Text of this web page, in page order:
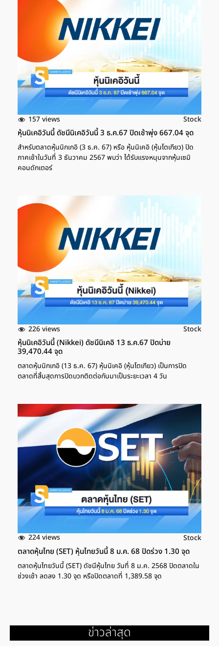
157 views Stock
หุ้นนิเคอิวันนี้ ดัชนีนิเคอิวันนี้ 3 ธ.ค.67 ปิดเช้าพุ่ง 667.04 จุด
สำหรับตลาดหุ้นนิกเกอิ (3 ธ.ค. 67) หรือ หุ้นนิเคอิ (หุ้นโตเกียว) ปิด
ภาคเช้าในวันที่ 3 ธันวาคม 2567 พบว่า ได้รับแรงหนุนจากหุ้นเซมิ
คอนดักเตอร์
226 views Stock
หุ้นนิเคอิวันนี้ (Nikkei) ดัชนีนิเคอิ 13 ธ.ค.67 ปิดบ่าย
39,470.44 จุด
ตลาดหุ้นนิกเกอิ (13 ธ.ค. 67) หุ้นนิเคอิ (หุ้นโตเกียว) เป็นการปิด
ตลาดที่สิ้นสุดการปิดบวกติดต่อกันมาเป็นระยะเวลา 4 วัน
224 views Stock
ตลาดหุ้นไทย (SET) หุ้นไทยวันนี้ 8 ม.ค. 68 ปิดร่วง 1.30 จุด
ตลาดหุ้นไทยวันนี้ (SET) ดัชนีหุ้นไทย วันที่ 8 ม.ค. 2568 ปิดตลาดใน
ช่วงเช้า ลดลง 1.30 จุด หรือปิดตลาดที่ 1,389.58 จุด
ข่าวล่าสุด